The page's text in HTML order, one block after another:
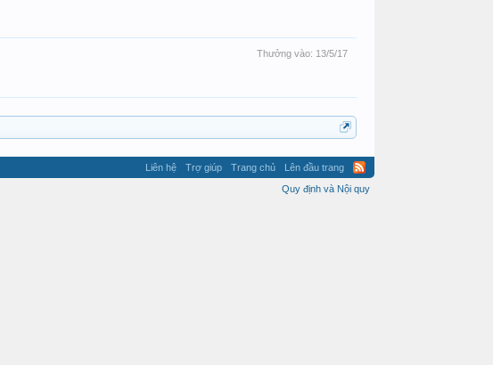
Thưởng vào: 13/5/17
Liên hệ Trợ giúp Trang chủ
Lên đầu trang
Quy định và Nội quy